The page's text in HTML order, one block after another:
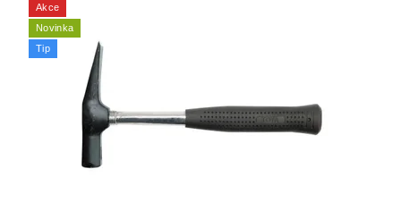
Akce
Novinka
Tip